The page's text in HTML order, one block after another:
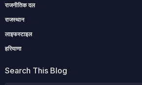
राजनीतिक दल
राजस्थान
लाइफस्टाइल
हरियाणा
Search This Blog